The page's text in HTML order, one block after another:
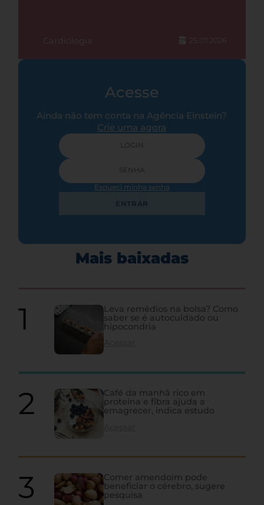
Cardiologia 25.07.2026
Acesse
Ainda não tem conta na Agência Einstein?
Crie uma agora
Esqueci minha senha
ENTRAR
Mais baixadas
Leva remédios na bolsa? Como
saber se é autocuidado ou
hipocondria
Café da manhã rico em
proteína e fibra ajuda a
emagrecer, indica estudo
Comer amendoim pode
beneficiar o cérebro, sugere
pesquisa